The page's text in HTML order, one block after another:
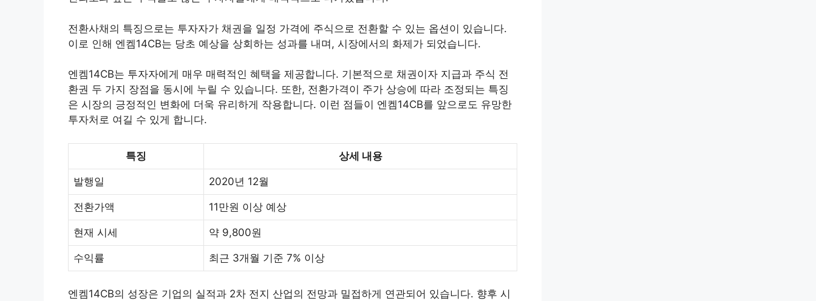
전환사채의 특징으로는 투자자가 채권을 일정 가격에 주식으로 전환할 수 있는 옵션이 있습니다.
이로 인해 엔켐14CB는 당초 예상을 상회하는 성과를 내며, 시장에서의 화제가 되었습니다.
엔켐14CB는 투자자에게 매우 매력적인 혜택을 제공합니다. 기본적으로 채권이자 지급과 주식 전
환권 두 가지 장점을 동시에 누릴 수 있습니다. 또한, 전환가격이 주가 상승에 따라 조정되는 특징
은 시장의 긍정적인 변화에 더욱 유리하게 작용합니다. 이런 점들이 엔켐14CB를 앞으로도 유망한
투자처로 여길 수 있게 합니다.
특징 상세 내용
발행일 2020년 12월
전환가액 11만원 이상 예상
현재 시세 약 9,800원
수익률 최근 3개월 기준 7% 이상
엔켐14CB의 성장은 기업의 실적과 2차 전지 산업의 전망과 밀접하게 연관되어 있습니다. 향후 시